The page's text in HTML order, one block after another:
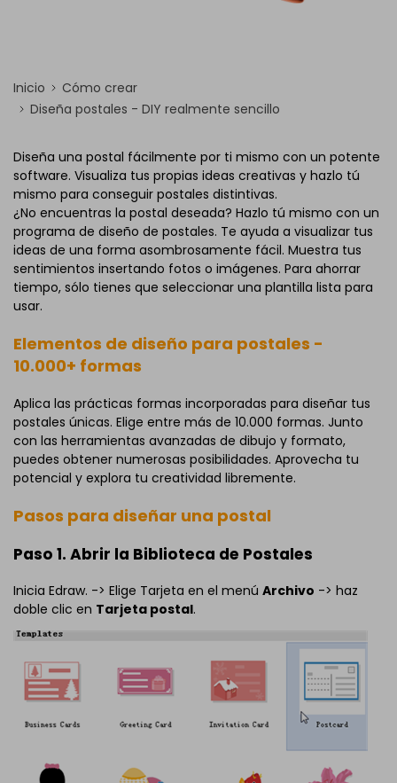
Inicio
Cómo crear
Diseña postales - DIY realmente sencillo
Diseña una postal fácilmente por ti mismo con un potente
software. Visualiza tus propias ideas creativas y hazlo tú
mismo para conseguir postales distintivas.
¿No encuentras la postal deseada? Hazlo tú mismo con un
programa de diseño de postales. Te ayuda a visualizar tus
ideas de una forma asombrosamente fácil. Muestra tus
sentimientos insertando fotos o imágenes. Para ahorrar
tiempo, sólo tienes que seleccionar una plantilla lista para
usar.
Elementos de diseño para postales -
10.000+ formas
Aplica las prácticas formas incorporadas para diseñar tus
postales únicas. Elige entre más de 10.000 formas. Junto
con las herramientas avanzadas de dibujo y formato,
puedes obtener numerosas posibilidades. Aprovecha tu
potencial y explora tu creatividad libremente.
Pasos para diseñar una postal
Paso 1. Abrir la Biblioteca de Postales
Inicia Edraw. -> Elige Tarjeta en el menú Archivo -> haz
doble clic en Tarjeta postal.